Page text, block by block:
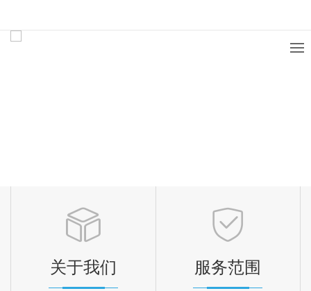
关于我们 服务范围